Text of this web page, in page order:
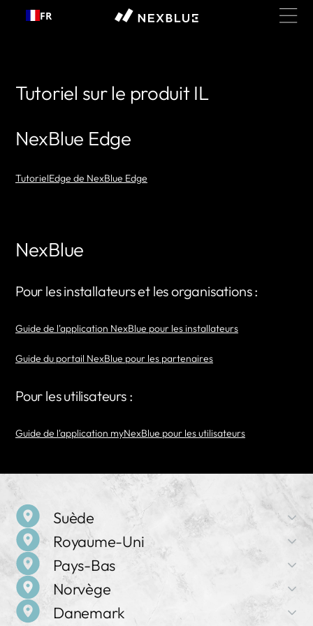
FR
Tutoriel sur le produit IL
NexBlue Edge
TutorielEdge de NexBlue Edge
NexBlue
Pour les installateurs et les organisations :
Guide de l'application NexBlue pour les installateurs
Guide du portail NexBlue pour les partenaires
Pour les utilisateurs :
Guide de l'application myNexBlue pour les utilisateurs
Suède
Nom de l'entreprise
NexBlue
Adresse
Birger Jarlsgatan 57 C, 113 56 Stockholm, Suède
Royaume-Uni
Nom de l'entreprise
NexBlue
Adresse
Pays-Bas
Nom de la société
NexBlue
Norvège
Nom de l'entreprise
Danemark